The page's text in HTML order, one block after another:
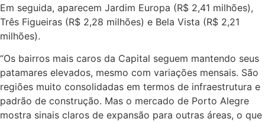
Em seguida, aparecem Jardim Europa (R$ 2,41 milhões),
Três Figueiras (R$ 2,28 milhões) e Bela Vista (R$ 2,21
milhões).
“Os bairros mais caros da Capital seguem mantendo seus
patamares elevados, mesmo com variações mensais. São
regiões muito consolidadas em termos de infraestrutura e
padrão de construção. Mas o mercado de Porto Alegre
mostra sinais claros de expansão para outras áreas, o que